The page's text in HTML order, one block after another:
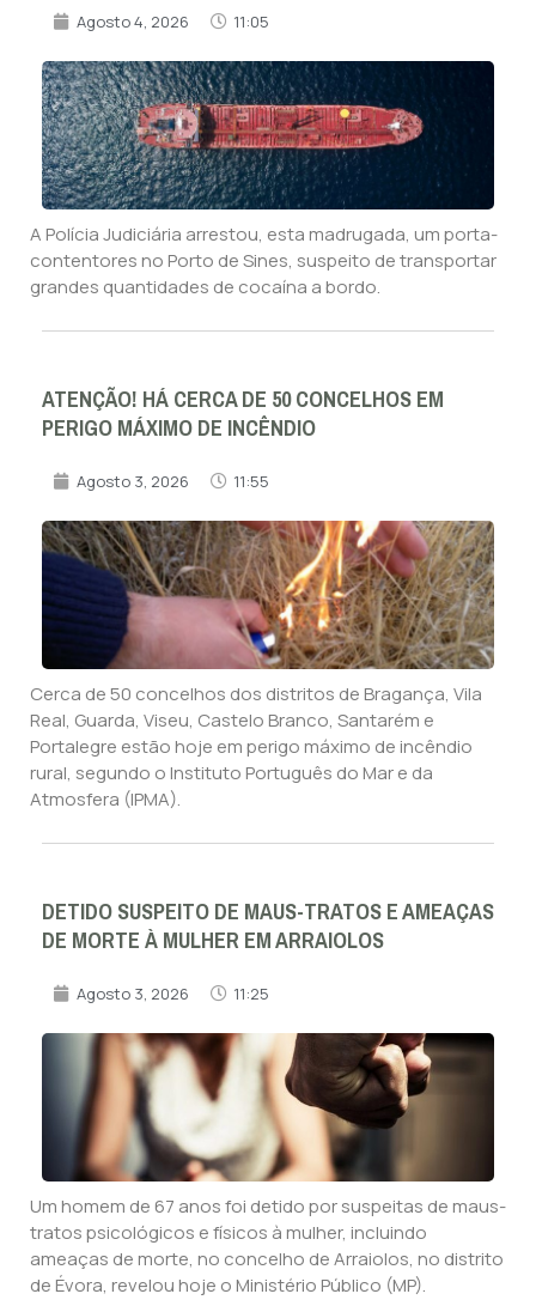
Agosto 4, 2026 11:05
A Polícia Judiciária arrestou, esta madrugada, um porta-
contentores no Porto de Sines, suspeito de transportar
grandes quantidades de cocaína a bordo.
ATENÇÃO! HÁ CERCA DE 50 CONCELHOS EM
PERIGO MÁXIMO DE INCÊNDIO
Agosto 3, 2026 11:55
Cerca de 50 concelhos dos distritos de Bragança, Vila
Real, Guarda, Viseu, Castelo Branco, Santarém e
Portalegre estão hoje em perigo máximo de incêndio
rural, segundo o Instituto Português do Mar e da
Atmosfera (IPMA).
DETIDO SUSPEITO DE MAUS-TRATOS E AMEAÇAS
DE MORTE À MULHER EM ARRAIOLOS
Agosto 3, 2026 11:25
Um homem de 67 anos foi detido por suspeitas de maus-
tratos psicológicos e físicos à mulher, incluindo
ameaças de morte, no concelho de Arraiolos, no distrito
de Évora, revelou hoje o Ministério Público (MP).